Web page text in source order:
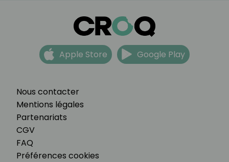
Nous contacter
Mentions légales
Partenariats
CGV
FAQ
Préférences cookies
Apple Store Google Play